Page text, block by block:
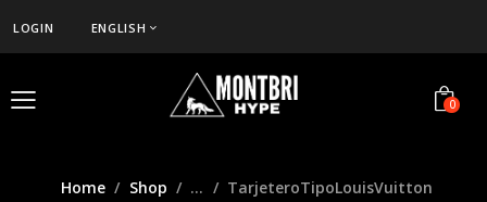
LOGIN ENGLISH
0
Home Shop ... TarjeteroTipoLouisVuitton